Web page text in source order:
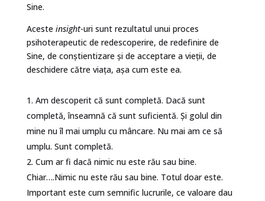
Sine.
Aceste insight-uri sunt rezultatul unui proces
psihoterapeutic de redescoperire, de redefinire de
Sine, de conștientizare și de acceptare a vieții, de
deschidere către viața, așa cum este ea.
Am descoperit că sunt completă. Dacă sunt
completă, înseamnă că sunt suficientă. Și golul din
mine nu îl mai umplu cu mâncare. Nu mai am ce să
umplu. Sunt completă.
Cum ar fi dacă nimic nu este rău sau bine.
Chiar….Nimic nu este rău sau bine. Totul doar este.
Important este cum semnific lucrurile, ce valoare dau